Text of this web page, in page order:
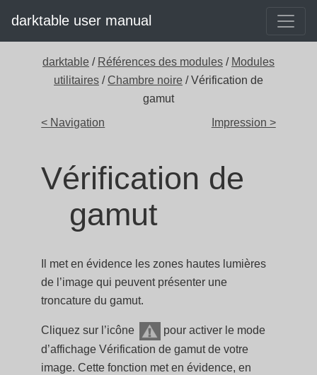
darktable user manual
darktable / Références des modules / Modules
utilitaires / Chambre noire / Vérification de
gamut
< Navigation
Impression >
Vérification de
gamut
Il met en évidence les zones hautes lumières
de l’image qui peuvent présenter une
troncature du gamut.
Cliquez sur l’icône
pour activer le mode
d’affichage Vérification de gamut de votre
image. Cette fonction met en évidence, en